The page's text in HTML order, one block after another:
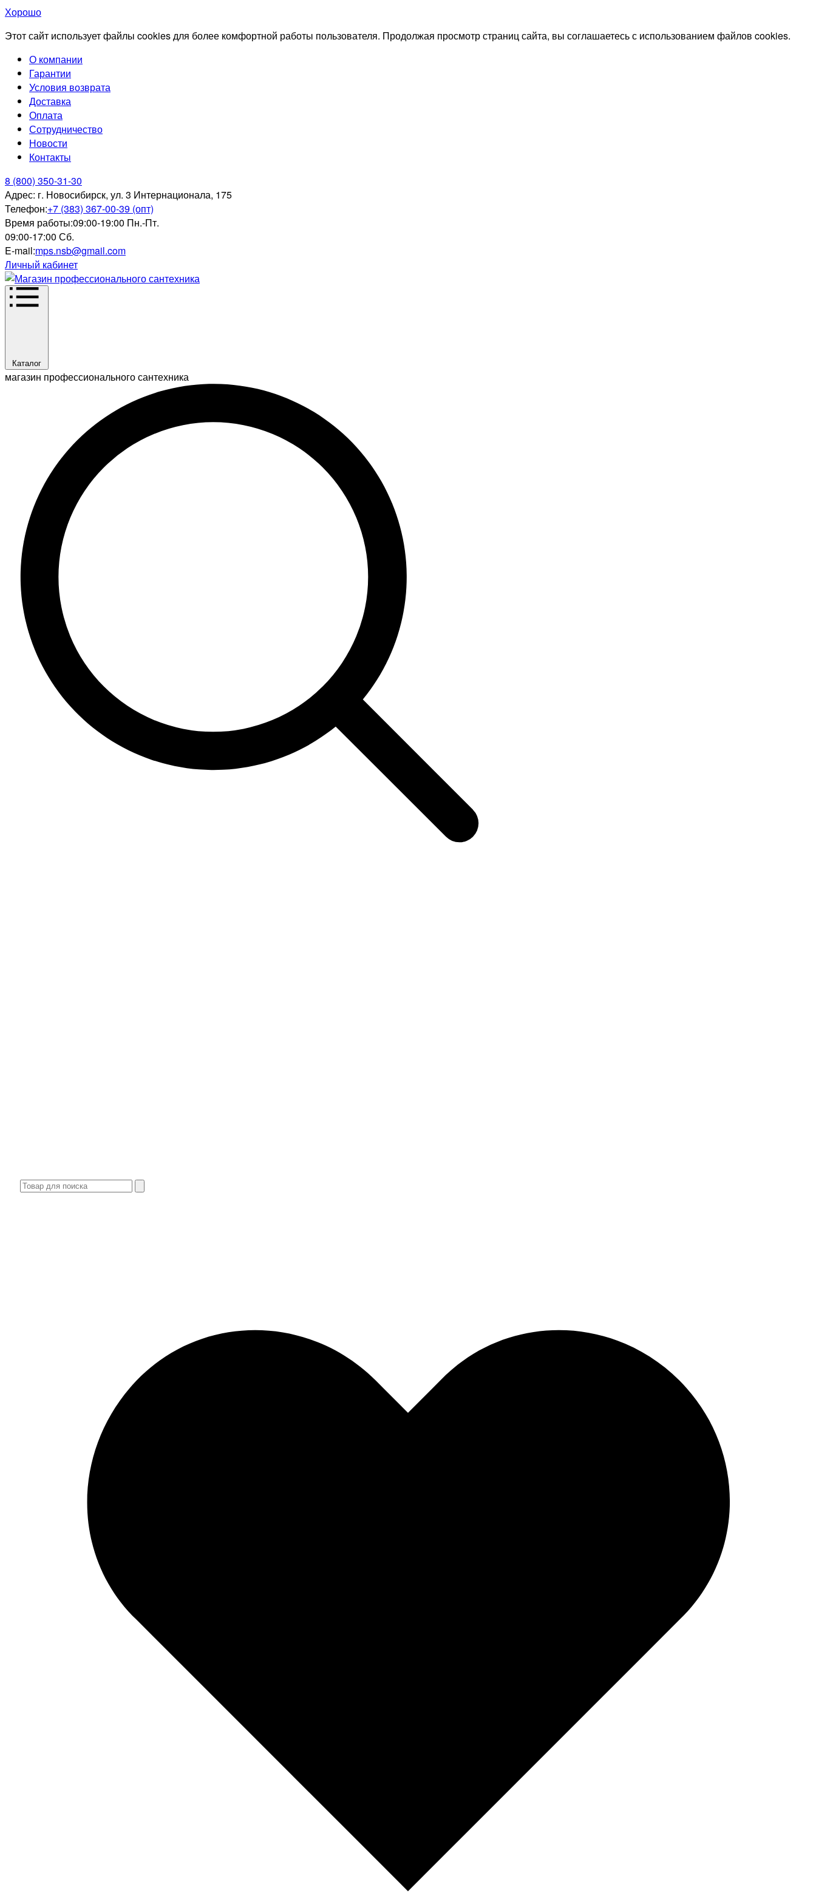
Хорошо
Этот сайт использует файлы cookies для более комфортной работы пользователя. Продолжая просмотр страниц сайта, вы соглашаетесь с использованием файлов cookies.
О компании
Гарантии
Условия возврата
Доставка
Оплата
Сотрудничество
Новости
Контакты
8 (800) 350-31-30
Адрес: г. Новосибирск, ул. 3 Интернационала, 175
Телефон:+7 (383) 367-00-39 (опт)
Время работы:09:00-19:00 Пн.-Пт.
09:00-17:00 Сб.
E-mail:mps.nsb@gmail.com
Личный кабинет
Каталог
магазин профессионального сантехника